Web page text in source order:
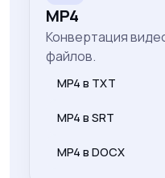
MP4
Конвертация
файлов.
MP4 в TXT
MP4 в SRT
MP4 в DOCX